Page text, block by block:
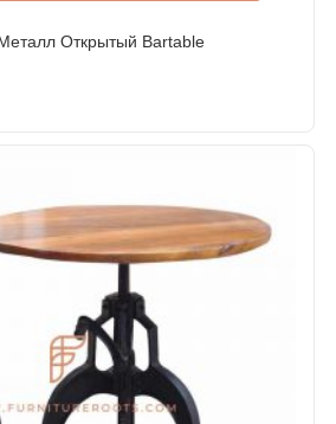
Открытый Bartable